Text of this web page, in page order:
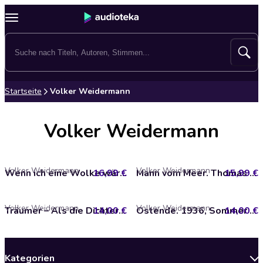
Startseite Volker Weidermann
Volker Weidermann
Wenn ich eine Wolke wäre. Mascha Kaléko und die Reise ihres Lebens (Ungekürzt)
Volker Weidermann 16,99 € Mann vom Meer. Thomas Mann und die Liebe seines Lebens (Ungekürzt)
Volker Weidermann 15,99 €
Träumer – Als die Dichter die Macht übernahmen
Volker Weidermann 14,00 € Ostende. 1936, Sommer der Freundschaft
Volker Weidermann 14,00 €
Kategorien